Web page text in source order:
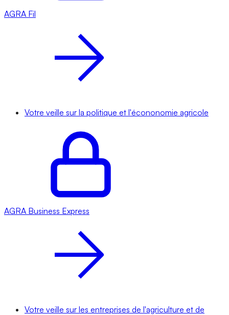
AGRA Fil
Votre veille sur la politique et l'écononomie agricole
AGRA Business Express
Votre veille sur les entreprises de l'agriculture et de